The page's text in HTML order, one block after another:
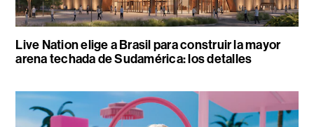
Live Nation elige a Brasil para construir la mayor
arena techada de Sudamérica: los detalles